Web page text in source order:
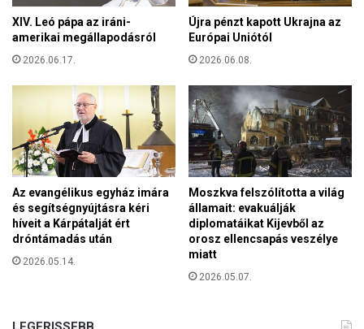
n
c
p
á
XIV. Leó pápa az iráni-
amerikai megállapodásról
2026.06.17.
Újra pénzt kapott Ukrajna az
Európai Uniótól
2026.06.08.
Az evangélikus egyház imára
és segítségnyújtásra kéri
híveit a Kárpátalját ért
dróntámadás után
2026.05.14.
Moszkva felszólította a világ
államait: evakuálják
diplomatáikat Kijevből az
orosz ellencsapás veszélye
miatt
2026.05.07.